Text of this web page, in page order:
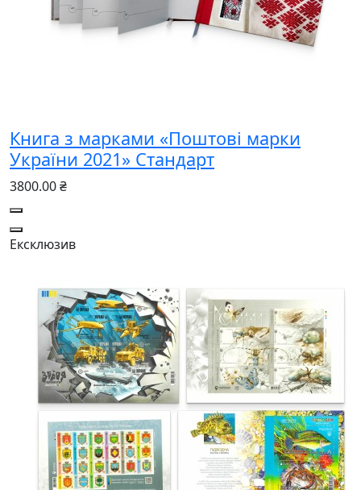
Книга з марками «Поштові марки
України 2021» Стандарт
3800.00 ₴
Ексклюзив